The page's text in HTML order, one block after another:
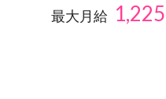
最大月給